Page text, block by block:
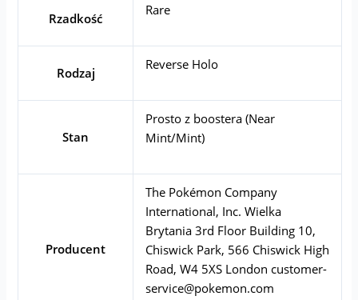
Rzadkość
Rare
Rodzaj
Reverse Holo
Stan
Prosto z boostera (Near
Mint/Mint)
Producent
The Pokémon Company
International, Inc. Wielka
Brytania 3rd Floor Building 10,
Chiswick Park, 566 Chiswick High
Road, W4 5XS London customer-
service@pokemon.com